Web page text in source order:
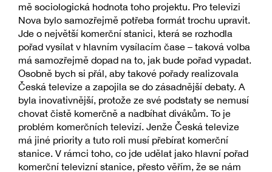
mě sociologická hodnota toho projektu. Pro televizi
Nova bylo samozřejmě potřeba formát trochu upravit.
Jde o největší komerční stanici, která se rozhodla
pořad vysílat v hlavním vysílacím čase – taková volba
má samozřejmě dopad na to, jak bude pořad vypadat.
Osobně bych si přál, aby takové pořady realizovala
Česká televize a zapojila se do zásadnější debaty. A
byla inovativnější, protože ze své podstaty se nemusí
chovat čistě komerčně a nadbíhat divákům. To je
problém komerčních televizí. Jenže Česká televize
má jiné priority a tuto roli musí přebírat komerční
stanice. V rámci toho, co jde udělat jako hlavní pořad
komerční televizní stanice, přesto věřím, že se nám